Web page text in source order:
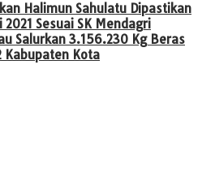
Halimun Sahulatu Dipastikan
2021 Sesuai SK Mendagri
Salurkan 3.156.230 Kg Beras
Kabupaten Kota